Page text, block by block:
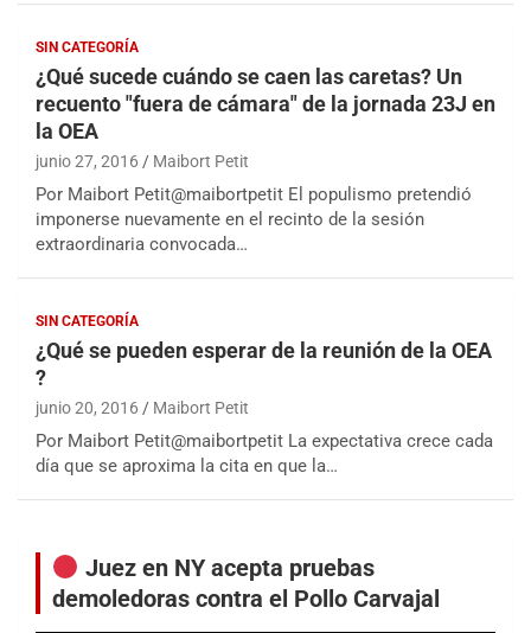
SIN CATEGORÍA
¿Qué sucede cuándo se caen las caretas? Un
recuento "fuera de cámara" de la jornada 23J en
la OEA
junio 27, 2016 Maibort Petit
Por Maibort Petit@maibortpetit El populismo pretendió
imponerse nuevamente en el recinto de la sesión
extraordinaria convocada…
SIN CATEGORÍA
¿Qué se pueden esperar de la reunión de la OEA
?
junio 20, 2016 Maibort Petit
Por Maibort Petit@maibortpetit La expectativa crece cada
día que se aproxima la cita en que la…
Juez en NY acepta pruebas
demoledoras contra el Pollo Carvajal